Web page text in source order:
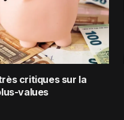
critiques sur la
values